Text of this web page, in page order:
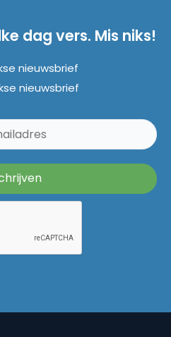
dag vers. Mis niks!
nieuwsbrief
nieuwsbrief